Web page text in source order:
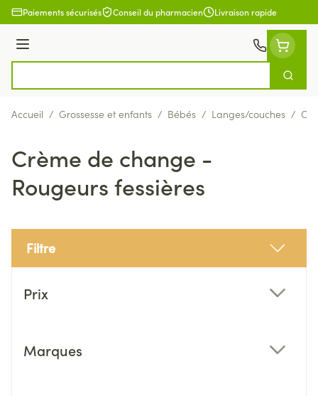
Aller au contenu
Paiements sécurisés Conseil du pharmacien Livraison rapide
Menu
Accueil / Grossesse et enfants / Bébés / Langes/couches /
Crème de change -
Rougeurs fessières
Filtre
Prix
Marques